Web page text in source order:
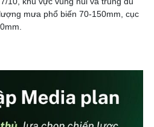
mưa phổ biến 70-150mm, cục